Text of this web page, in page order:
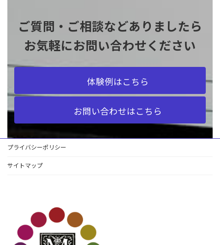
ご質問・ご相談などありましたら
お気軽にお問い合わせください
体験例はこちら
お問い合わせはこちら
プライバシーポリシー
サイトマップ